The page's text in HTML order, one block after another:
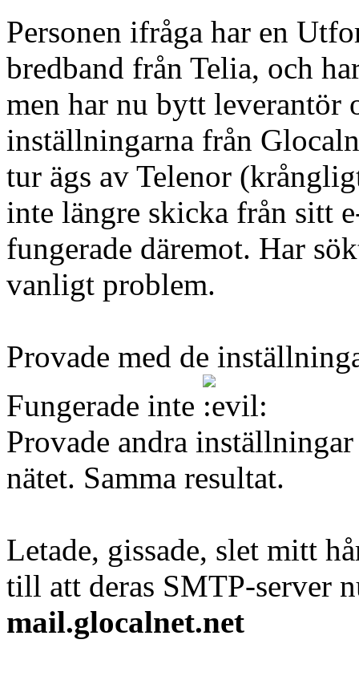
Personen ifråga har en
bredband från Telia, och
men har nu bytt leverantör
inställningarna från
tur ägs av Telenor
inte längre skicka från sitt
fungerade däremot. Har
vanligt problem.
Provade med de
Fungerade inte
Provade andra
nätet. Samma resultat.
Letade, gissade, slet mitt
till att deras SMTP-server
mail.glocalnet.net